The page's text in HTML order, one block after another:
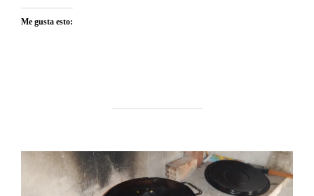
Me gusta esto: